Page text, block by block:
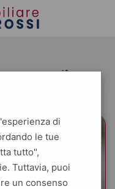
di
le tue
tutto",
Tuttavia, puoi
un consenso